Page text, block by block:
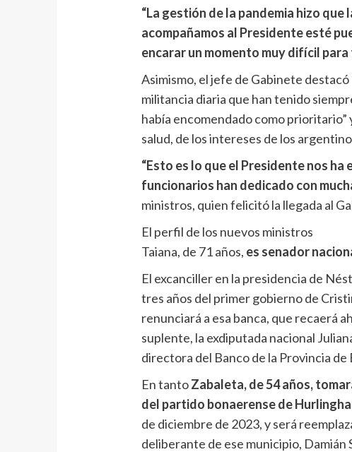
“La gestión de la pandemia hizo
acompañamos al Presidente esté
encarar un momento muy difícil
Asimismo, el jefe de Gabinete
militancia diaria que han tenido
había encomendado como prioritario”
salud, de los intereses de los
“Esto es lo que el Presidente nos
funcionarios han dedicado con
ministros, quien felicitó la llegada al
El perfil de los nuevos ministros
Taiana, de 71 años, es senador
El excanciller en la presidencia de
tres años del primer gobierno de
renunciará a esa banca, que recaerá
suplente, la exdiputada nacional
directora del Banco de la Provincia de
En tantoZabaleta, de 54 años,
del partido bonaerense de
de diciembre de 2023, y será
deliberante de ese municipio, Damián